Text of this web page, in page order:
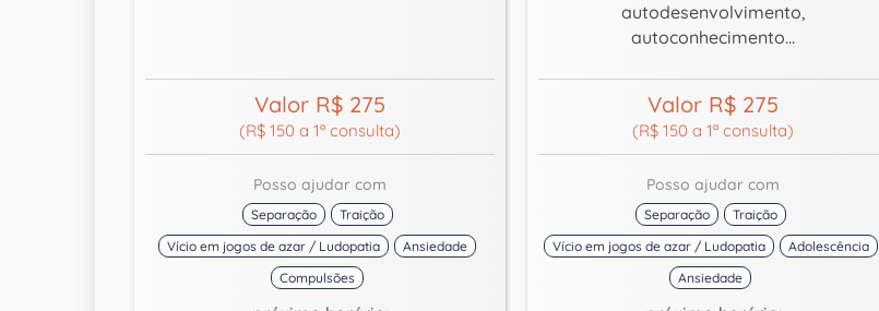
Valor R$ 275
(R$ 150 a 1ª consulta)
Posso ajudar com
Separação
Traição
Vício em jogos de azar / Ludopatia
Ansiedade
Compulsões
autodesenvolvimento,
autoconhecimento...
Valor R$ 275
(R$ 150 a 1ª consulta)
Posso ajudar com
Separação
Traição
Vício em jogos de azar / Ludopatia
Adolescência
Ansiedade